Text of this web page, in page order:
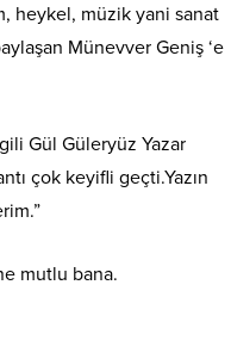
heykel, müzik yani sanat
Münevver Geniş ‘e
Gül Güleryüz Yazar
çok keyifli geçti.Yazın
mutlu bana.